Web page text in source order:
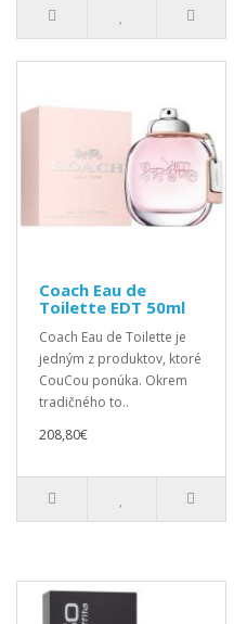
Coach Eau de
Toilette EDT 50ml
Coach Eau de Toilette je
jedným z produktov, ktoré
CouCou ponúka. Okrem
tradičného to..
208,80€